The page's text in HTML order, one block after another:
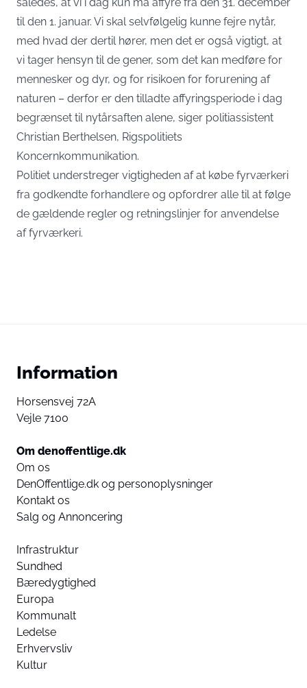
til den 1. januar. Vi skal selvfølgelig kunne fejre nytår,
med hvad der dertil hører, men det er også vigtigt, at
vi tager hensyn til de gener, som det kan medføre for
mennesker og dyr, og for risikoen for forurening af
naturen – derfor er den tilladte affyringsperiode i dag
begrænset til nytårsaften alene, siger politiassistent
Christian Berthelsen, Rigspolitiets
Koncernkommunikation.
Politiet understreger vigtigheden af at købe fyrværkeri
fra godkendte forhandlere og opfordrer alle til at følge
de gældende regler og retningslinjer for anvendelse
af fyrværkeri.
Information
Horsensvej 72A
Vejle 7100
Om denoffentlige.dk
Om os
DenOffentlige.dk og personoplysninger
Kontakt os
Salg og Annoncering
Infrastruktur
Sundhed
Bæredygtighed
Europa
Kommunalt
Ledelse
Erhvervsliv
Kultur